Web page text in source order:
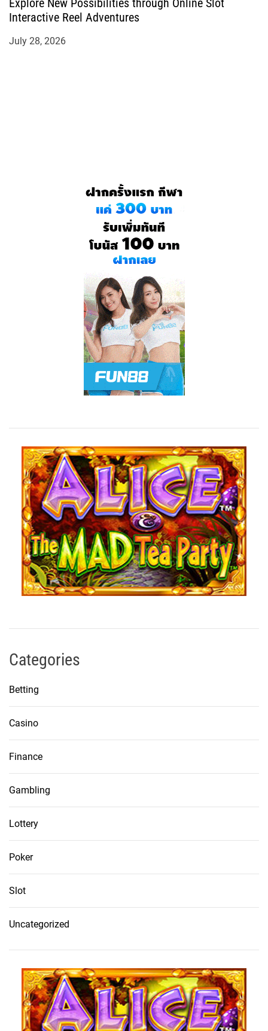
Interactive Reel Adventures
July 28, 2026
Categories
Betting
Casino
Finance
Gambling
Lottery
Poker
Slot
Uncategorized